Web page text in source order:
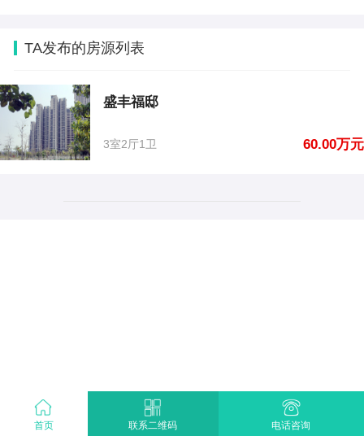
首页 联系二维码 电话咨询
TA发布的房源列表
盛丰福邸
3室2厅1卫 60.00万元